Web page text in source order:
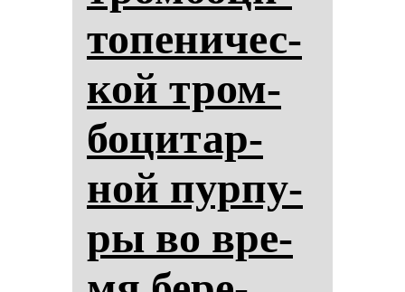
то­пе­ни­чес­
кой тром­
бо­ци­тар­
ной пур­пу­
ры во вре­